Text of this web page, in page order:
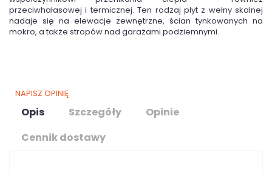
przeciwhałasowej i termicznej. Ten rodzaj płyt z wełny skalnej
nadaje się na elewacje zewnętrzne, ścian tynkowanych na
mokro, a także stropów nad garażami podziemnymi.
NAPISZ OPINIĘ
Opis Szczegóły
Opinie
Cennik dostawy